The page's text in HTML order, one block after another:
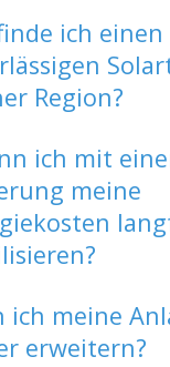
ich einen
Region?
ich mit
meine
ich meine
erweitern?